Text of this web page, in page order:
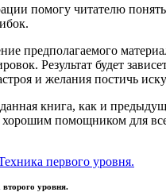
помогу читателю
предполагаемого
Результат будет
и желания постичь
книга, как и
хорошим помощником для
первого уровня.
уровня.